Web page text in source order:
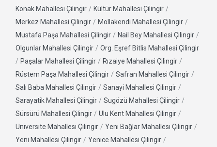
Konak Mahallesi Çilingir / Kültür Mahallesi Çilingir /
Merkez Mahallesi Çilingir / Mollakendi Mahallesi Çilingir /
Mustafa Paşa Mahallesi Çilingir / Nail Bey Mahallesi Çilingir /
Olgunlar Mahallesi Çilingir / Org. Eşref Bitlis Mahallesi Çilingir
/ Paşalar Mahallesi Çilingir / Rızaiye Mahallesi Çilingir /
Rüstem Paşa Mahallesi Çilingir / Safran Mahallesi Çilingir /
Salı Baba Mahallesi Çilingir / Sanayi Mahallesi Çilingir /
Sarayatik Mahallesi Çilingir / Sugözü Mahallesi Çilingir /
Sürsürü Mahallesi Çilingir / Ulu Kent Mahallesi Çilingir /
Üniversite Mahallesi Çilingir / Yeni Bağlar Mahallesi Çilingir /
Yeni Mahallesi Çilingir / Yenice Mahallesi Çilingir /